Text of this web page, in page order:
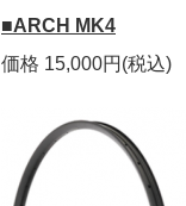
■ARCH MK4
価格 15,000円(税込)